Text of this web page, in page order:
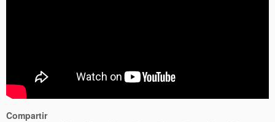
Compartir